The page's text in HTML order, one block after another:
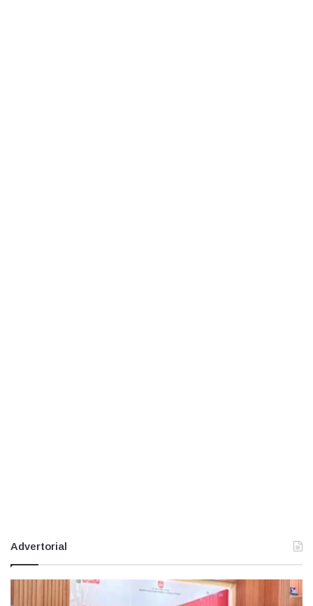
Advertorial